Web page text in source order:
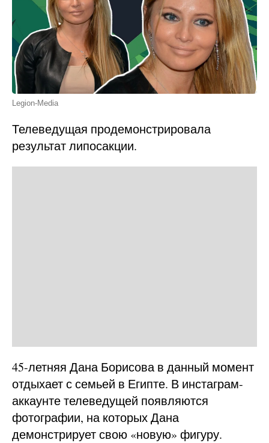
Legion-Media
Телеведущая продемонстрировала
результат липосакции.
45-летняя Дана Борисова в данный момент
отдыхает с семьей в Египте. В инстаграм-
аккаунте телеведущей появляются
фотографии, на которых Дана
демонстрирует свою «новую» фигуру.